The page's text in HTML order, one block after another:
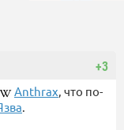
+3
Anthrax, что по-
.